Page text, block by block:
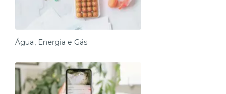
Água, Energia e Gás